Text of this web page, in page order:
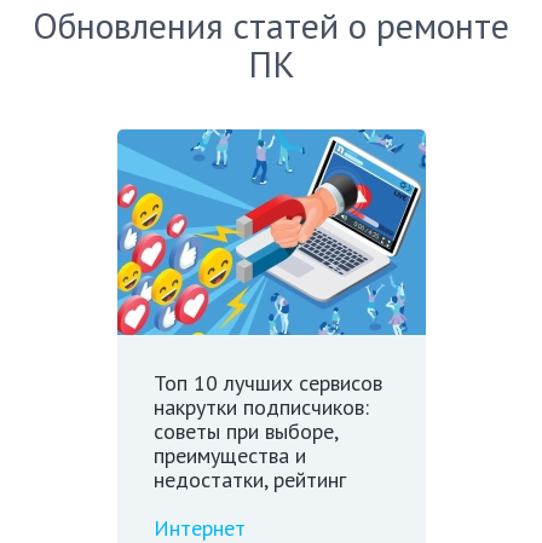
Обновления статей о ремонте
ПК
Топ 10 лучших сервисов
накрутки подписчиков:
советы при выборе,
преимущества и
недостатки, рейтинг
Интернет